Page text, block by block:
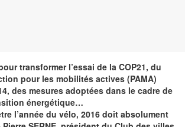
transformer l’essai de la COP21, du
pour les mobilités actives (PAMA)
des mesures adoptées dans le cadre de
énergétique…
l’année du vélo, 2016 doit absolument